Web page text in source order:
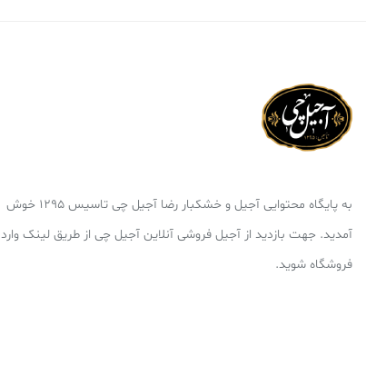
به پایگاه محتوایی آجیل و خشکبار رضا آجیل چی تاسیس 1295 خوش
آمدید. جهت بازدید از آجیل فروشی آنلاین آجیل چی از طریق لینک وارد
فروشگاه شوید.